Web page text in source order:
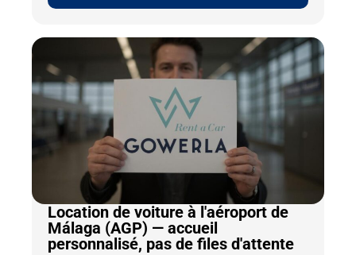
Location de voiture à l'aéroport de
Málaga (AGP) — accueil
personnalisé, pas de files d'attente